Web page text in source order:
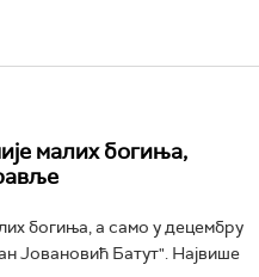
малих богиња,
богиња, а само у децембру
Јовановић Батут". Највише